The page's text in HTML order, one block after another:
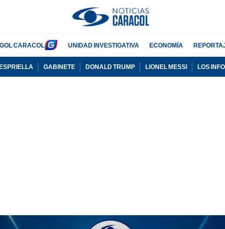
GOL CARACOL UNIDAD INVESTIGATIVA ECONOMÍA
GABINETE DONALD TRUMP LIONEL MESSI LOS